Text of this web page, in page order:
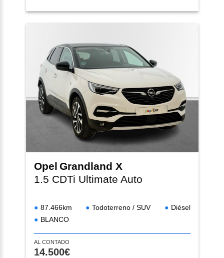
Opel Grandland X
1.5 CDTi Ultimate Auto
87.466km Todoterreno / SUV
Diésel
BLANCO
AL CONTADO
14.500€